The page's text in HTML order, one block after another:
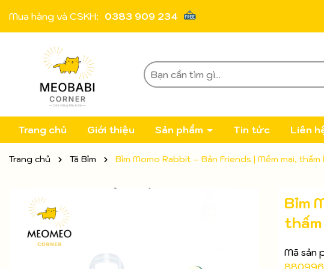
Mua hàng và CSKH: 0383 909 234
Trang chủ Giới thiệu Sản phẩm Tin tức Liên
Trang chủ Tã Bỉm Bỉm Momo Rabbit – Bản Friends | Mềm mại,
Bỉm
Mã sản